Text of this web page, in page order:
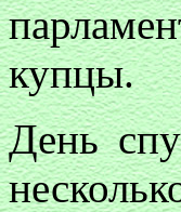
купцы.
День